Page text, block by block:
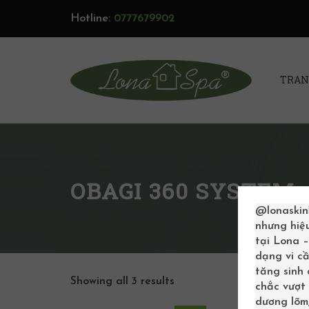
Hotline: 0777679902
OBAGI 360 SYSTEM
Showing all 3 results
nhưng
tại Lona
dạng vi
tăng sinh
chắc vượt
dương